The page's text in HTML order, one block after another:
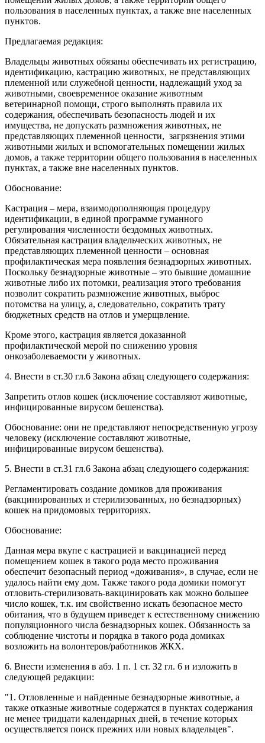
пользования в населенных пунктах, а также вне населенных
пунктов.
Предлагаемая редакция:
Владельцы животных обязаны обеспечивать их регистрацию,
идентификацию, кастрацию животных, не представляющих
племенной или служебной ценности, надлежащий‌ уход за
животными, своевременное оказание животным
ветеринарной‌ помощи, строго выполнять правила их
содержания, обеспечивать безопасность людей‌ и их
имущества, не допускать размножения животных, не
представляющих племенной ценности, загрязнения этими
животными жилых и вспомогательных помещении‌ жилых
домов, а также территории общего пользования в населенных
пунктах, а также вне населенных пунктов.
Обоснование:
Кастрация – мера, взаимодополняющая процедуру
идентификации, в единой программе гуманного
регулирования численности бездомных животных.
Обязательная кастрация владельческих животных, не
представляющих племенной ценности – основная
профилактическая мера появления безнадзорных животных.
Поскольку безнадзорные животные – это бывшие домашние
животные либо их потомки, реализация этого требования
позволит сократить размножение животных, выброс
потомства на улицу, а, следовательно, сократить трату
бюджетных средств на отлов и умерщвление.
Кроме этого, кастрация является доказанной
профилактической мерой по снижению уровня
онкозаболеваемости у животных.
4. Внести в ст.30 гл.6 Закона абзац следующего содержания:
Запретить отлов кошек (исключение составляют животные,
инфицированные вирусом бешенства).
Обоснование: они не представляют непосредственную угрозу
человеку (исключение составляют животные,
инфицированные вирусом бешенства).
5. Внести в ст.31 гл.6 Закона абзац следующего содержания:
Регламентировать создание домиков для проживания
(вакцинированных и стерилизованных, но безнадзорных)
кошек на придомовых территориях.
Обоснование:
Данная мера вкупе с кастрацией и вакцинацией перед
помещением кошек в такого рода место проживания
обеспечит безопасный период «доживания», в случае, если не
удалось найти ему дом. Также такого рода домики помогут
отловить-стерилизовать-вакцинировать как можно большее
число кошек, т.к. им свойственно искать безопасное место
обитания, что в будущем приведет к естественному снижению
популяционного числа безнадзорных кошек. Обязанность за
соблюдение чистоты и порядка в такого рода домиках
возложить на волонтеров/работников ЖКХ.
6. Внести изменения в абз. 1 п. 1 ст. 32 гл. 6 и изложить в
следующей редакции:
"1. Отловленные и найденные безнадзорные животные, а
также отказные животные содержатся в пунктах содержания
не менее тридцати календарных дней, в течение которых
осуществляется поиск прежних или новых владельцев".